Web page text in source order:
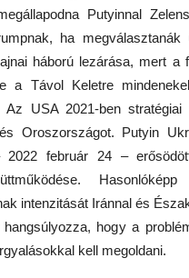
Putyinnal
ha megválasztanák
háború lezárása, mert a
a Távol Keletre
Az USA 2021-ben stratégiai
Oroszországot. Putyin
2022 február 24 –
intenzitását Iránnal és
hogy a
kell megoldani.